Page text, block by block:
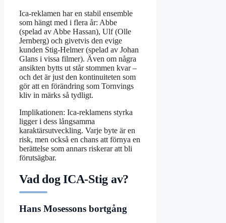
Ica-reklamen har en stabil ensemble
som hängt med i flera år: Abbe
(spelad av Abbe Hassan), Ulf (Olle
Jernberg) och givetvis den evige
kunden Stig-Helmer (spelad av Johan
Glans i vissa filmer). Även om några
ansikten bytts ut står stommen kvar –
och det är just den kontinuiteten som
gör att en förändring som Tornvings
kliv in märks så tydligt.
Implikationen: Ica-reklamens styrka
ligger i dess långsamma
karaktärsutveckling. Varje byte är en
risk, men också en chans att förnya en
berättelse som annars riskerar att bli
förutsägbar.
Vad dog ICA-Stig av?
Hans Mosessons bortgång